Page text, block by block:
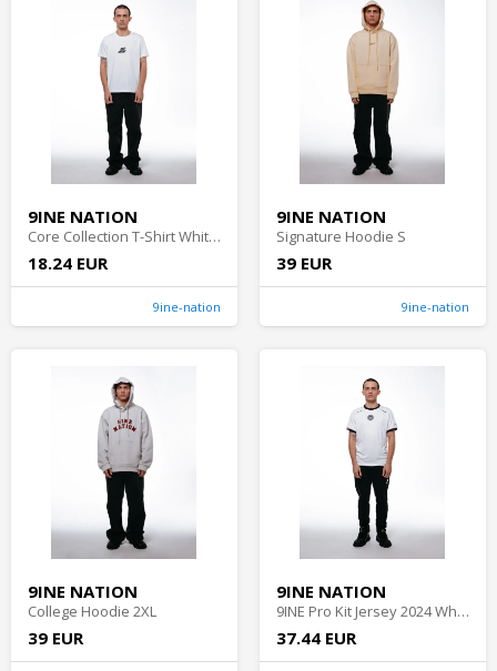
9INE NATION
Core Collection T-Shirt White M
18.24 EUR
9ine-nation
9INE NATION
Signature Hoodie S
39 EUR
9ine-nation
9INE NATION
College Hoodie 2XL
39 EUR
9INE NATION
9INE Pro Kit Jersey 2024 White M
37.44 EUR